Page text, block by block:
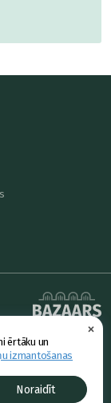
×
ērtāku un
izmantošanas
Noraidīt
powered by